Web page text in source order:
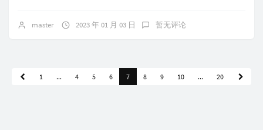
master 2023 年 01 月 03 日 暂无评论
1 ... 4 5 6 7 8 9 10 ... 20